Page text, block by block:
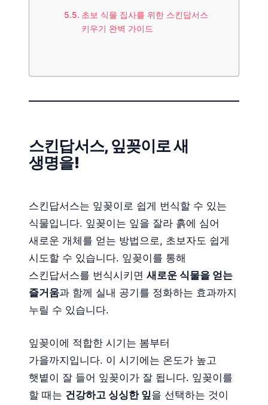
초보 식물 집사를 위한 스킨답서스
키우기 완벽 가이드
스킨답서스, 잎꽂이로 새
생명을!
스킨답서스는 잎꽂이로 쉽게 번식할 수 있는
식물입니다. 잎꽂이는 잎을 잘라 흙에 심어
새로운 개체를 얻는 방법으로, 초보자도 쉽게
시도할 수 있습니다. 잎꽂이를 통해
스킨답서스를 번식시키면 새로운 식물을 얻는
즐거움과 함께 실내 공기를 정화하는 효과까지
누릴 수 있습니다.
잎꽂이에 적합한 시기는 봄부터
가을까지입니다. 이 시기에는 온도가 높고
햇볕이 잘 들어 잎꽂이가 잘 됩니다. 잎꽂이를
할 때는 건강하고 싱싱한 잎을 선택하는 것이